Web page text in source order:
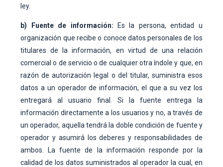
ley.
b) Fuente de información: Es la persona, entidad u
organización que recibe o conoce datos personales de los
titulares de la información, en virtud de una relación
comercial o de servicio o de cualquier otra índole y que, en
razón de autorización legal o del titular, suministra esos
datos a un operador de información, el que a su vez los
entregará al usuario final. Si la fuente entrega la
información directamente a los usuarios y no, a través de
un operador, aquella tendrá la doble condición de fuente y
operador y asumirá los deberes y responsabilidades de
ambos. La fuente de la información responde por la
calidad de los datos suministrados al operador la cual, en